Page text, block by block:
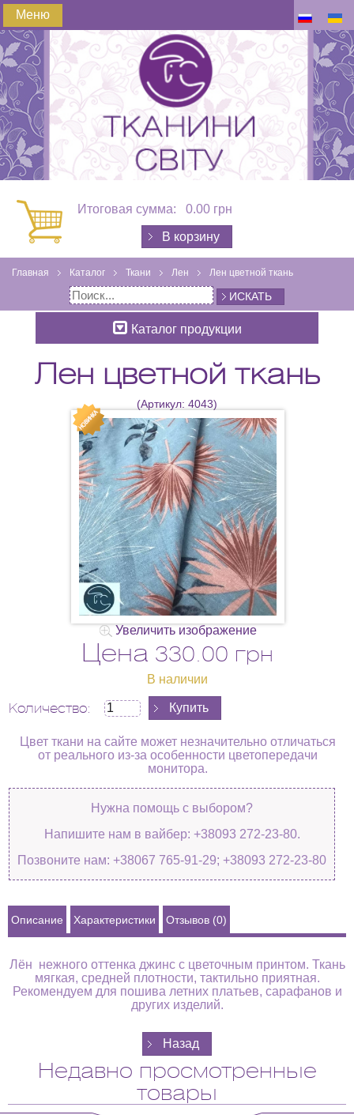
Меню
Итоговая сумма: 0.00 грн
В корзину
Главная Каталог Ткани Лен Лен цветной ткань
ИСКАТЬ
Каталог продукции
Лен цветной ткань
(Артикул: 4043)
Увеличить изображение
Цена 330.00 грн
В наличии
Количество:
Цвет ткани на сайте может незначительно отличаться
от реального из-за особенности цветопередачи
монитора.
Нужна помощь с выбором?
Напишите нам в вайбер: +38093 272-23-80.
Позвоните нам: +38067 765-91-29; +38093 272-23-80
Описание Характеристики Отзывов (0)
Лён нежного оттенка джинс с цветочным принтом. Ткань
мягкая, средней плотности, тактильно приятная.
Рекомендуем для пошива летних платьев, сарафанов и
других изделий.
Недавно просмотренные
товары